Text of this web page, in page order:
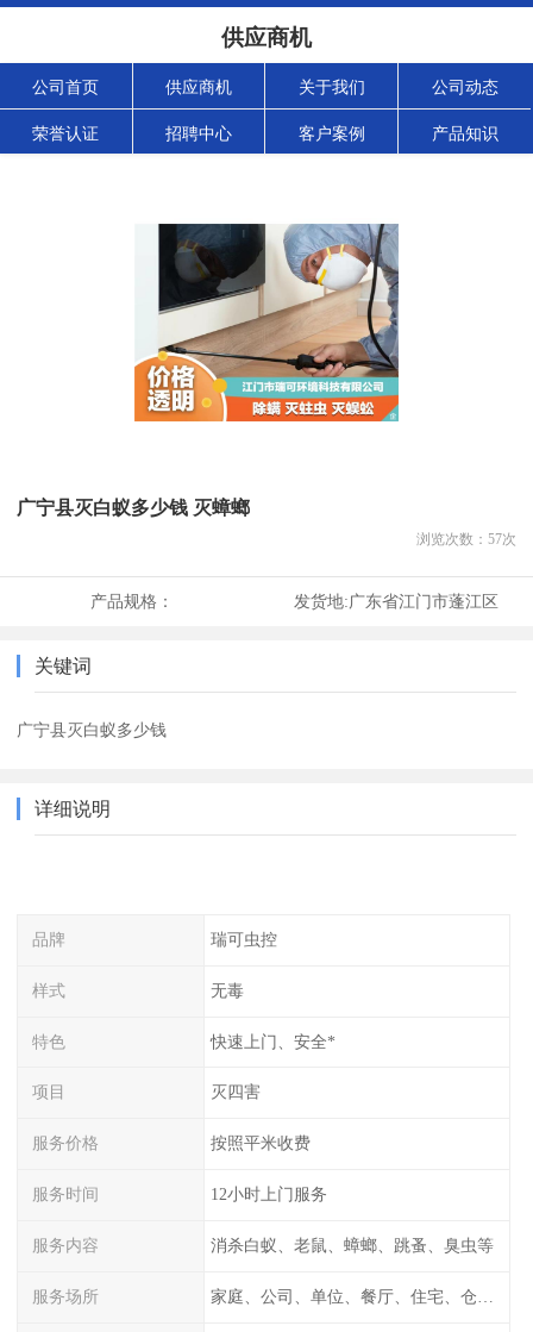
供应商机
公司首页 供应商机 关于我们 公司动态
荣誉认证 招聘中心 客户案例 产品知识
广宁县灭白蚁多少钱 灭蟑螂
浏览次数： 57次
产品规格： 发货地:广东省江门市蓬江区
关键词
广宁县灭白蚁多少钱
详细说明
品牌 瑞可虫控
样式 无毒
特色 快速上门、安全*
项目 灭四害
服务价格 按照平米收费
服务时间 12小时上门服务
服务内容 消杀白蚁、老鼠、蟑螂、跳蚤、臭虫等
服务场所